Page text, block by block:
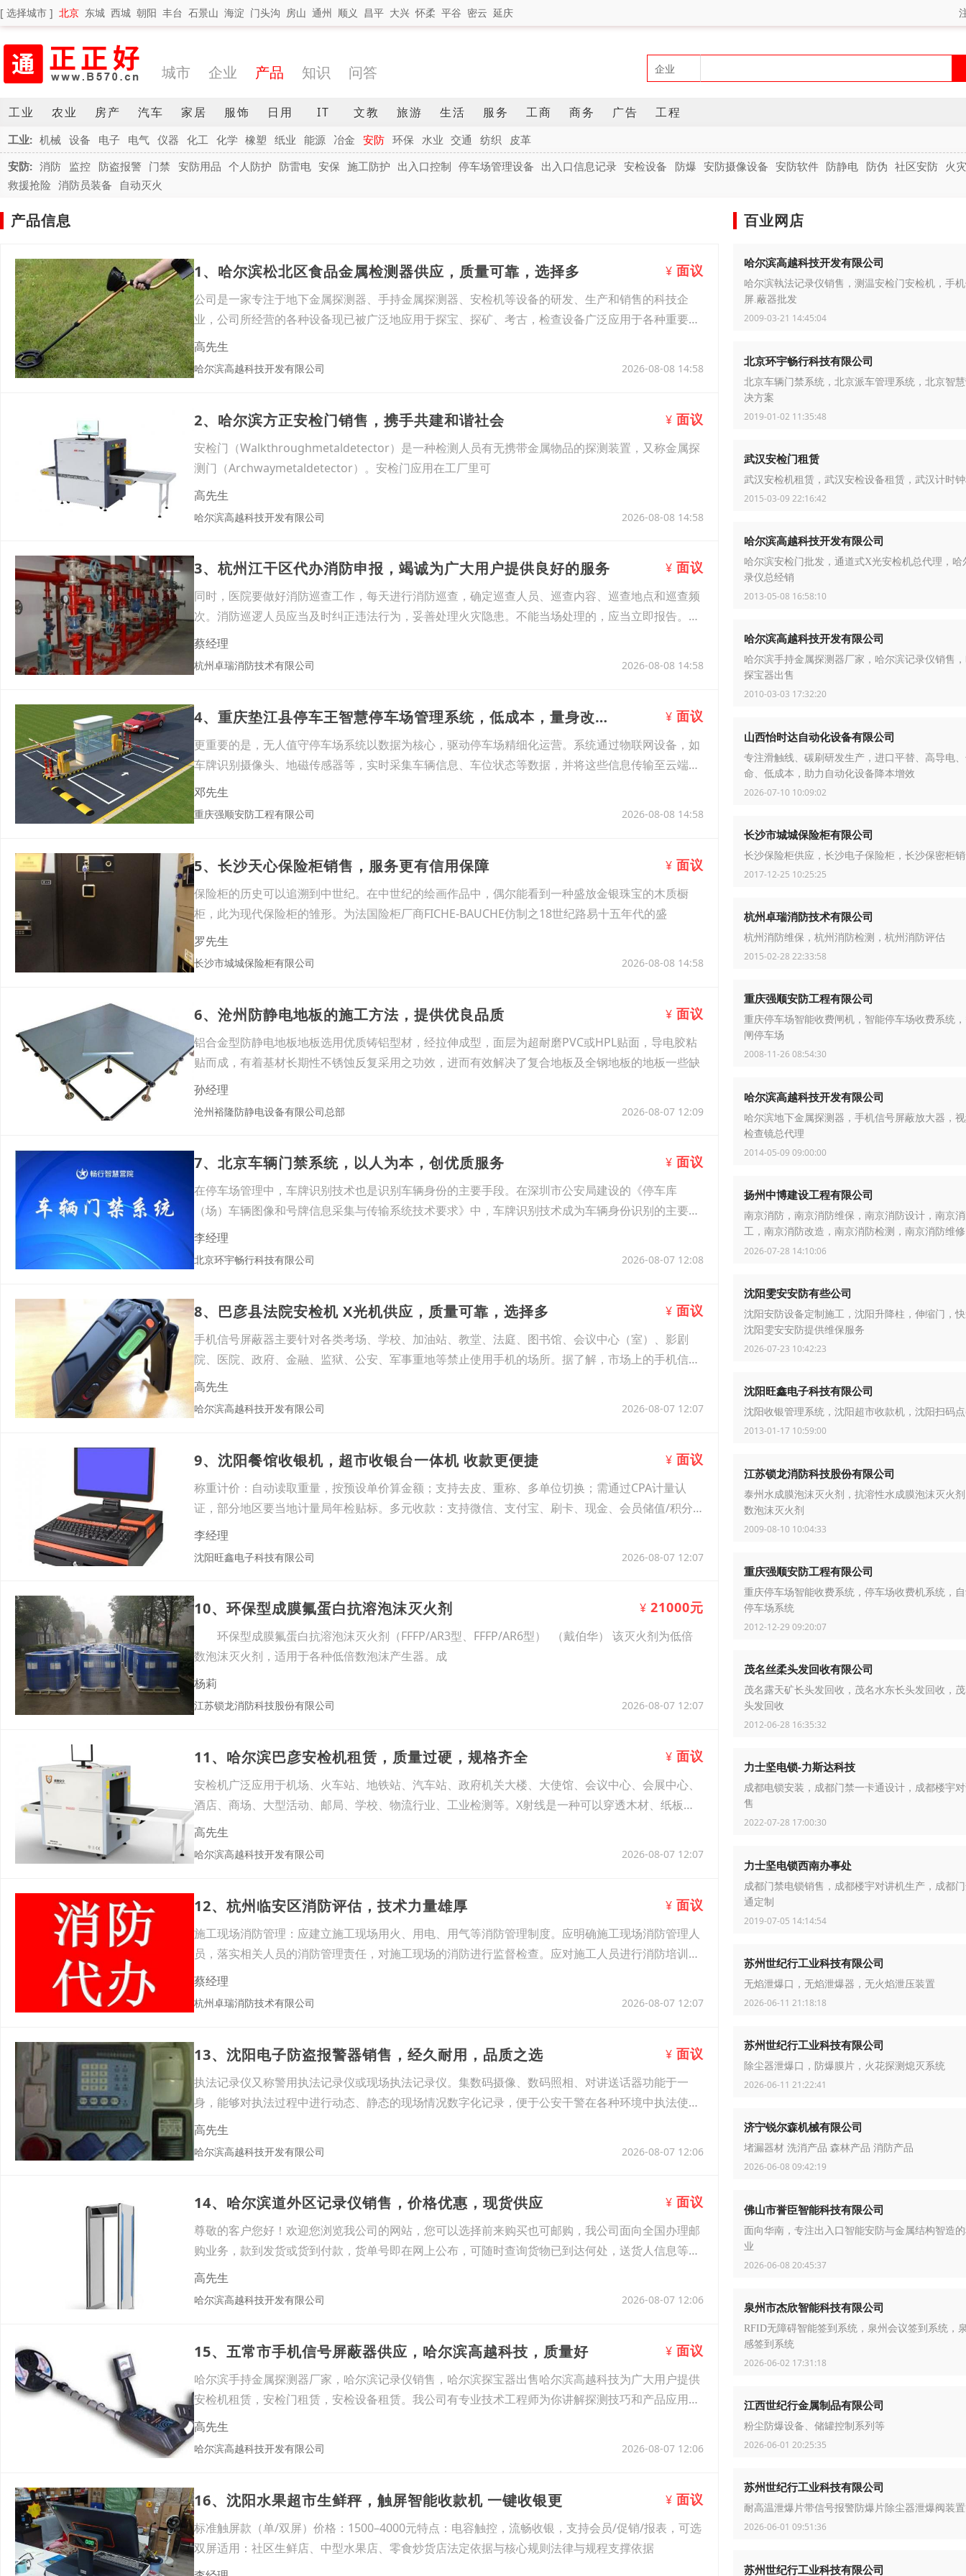
[ 选择城市 ] 北京 东城 西城 朝阳 丰台 石景山 海淀 门头沟 房山 通州 顺义 昌平 大兴 怀柔 平谷 密云 延庆
城市 企业 产品 知识 问答
工业 农业 房产 汽车 家居 服饰 日用 IT 文教 旅游 生活 服务 工商 商务 广告 工程
工业: 机械 设备 电子 电气 仪器 化工 化学 橡塑 纸业 能源 冶金 安防 环保 水业 交通 纺织
皮革
安防: 消防 监控 防盗报警 门禁 安防用品 个人防护 防雷电 安保 施工防护 出入口控制 停车场管理设备 出入口信息记录 安检设备 防爆 安防摄像设备 安防软件 防静电 防伪 社区安防 火
救援抢险 消防员装备 自动灭火
产品信息
1、哈尔滨松北区食品金属检测器供应，质量可靠，选择多 ¥ 面议
公司是一家专注于地下金属探测器、手持金属探测器、安检机等设备的研发、生产和销售的科技企
业，公司所经营的各种设备现已被广泛地应用于探宝、探矿、考古，检查设备广泛应用于各种重要场
合，深
高先生
哈尔滨高越科技开发有限公司 2026-08-08 14:58
2、哈尔滨方正安检门销售，携手共建和谐社会 ¥ 面议
安检门（Walkthroughmetaldetector）是一种检测人员有无携带金属物品的探测装置，又称金属探
测门（Archwaymetaldetector）。安检门应用在工厂里可
高先生
哈尔滨高越科技开发有限公司 2026-08-08 14:58
3、杭州江干区代办消防申报，竭诚为广大用户提供良好的服务 ¥ 面议
同时，医院要做好消防巡查工作，每天进行消防巡查，确定巡查人员、巡查内容、巡查地点和巡查频
次。消防巡逻人员应当及时纠正违法行为，妥善处理火灾隐患。不能当场处理的，应当立即报告。发
现初
蔡经理
杭州卓瑞消防技术有限公司 2026-08-08 14:58
4、重庆垫江县停车王智慧停车场管理系统，低成本，量身改造，快速 ¥ 面议
更重要的是，无人值守停车场系统以数据为核心，驱动停车场精细化运营。系统通过物联网设备，如
车牌识别摄像头、地磁传感器等，实时采集车辆信息、车位状态等数据，并将这些信息传输至云端服
务器
邓先生
重庆强顺安防工程有限公司 2026-08-08 14:58
5、长沙天心保险柜销售，服务更有信用保障 ¥ 面议
保险柜的历史可以追溯到中世纪。在中世纪的绘画作品中，偶尔能看到一种盛放金银珠宝的木质橱
柜，此为现代保险柜的雏形。为法国险柜厂商FICHE-BAUCHE仿制之18世纪路易十五年代的盛
罗先生
长沙市城城保险柜有限公司 2026-08-08 14:58
6、沧州防静电地板的施工方法，提供优良品质 ¥ 面议
铝合金型防静电地板地板选用优质铸铝型材，经拉伸成型，面层为超耐磨PVC或HPL贴面，导电胶粘
贴而成，有着基材长期性不锈蚀反复采用之功效，进而有效解决了复合地板及全钢地板的地板一些缺
孙经理
沧州裕隆防静电设备有限公司总部 2026-08-07 12:09
7、北京车辆门禁系统，以人为本，创优质服务 ¥ 面议
在停车场管理中，车牌识别技术也是识别车辆身份的主要手段。在深圳市公安局建设的《停车库
（场）车辆图像和号牌信息采集与传输系统技术要求》中，车牌识别技术成为车辆身份识别的主要手
段。车牌
李经理
北京环宇畅行科技有限公司 2026-08-07 12:08
8、巴彦县法院安检机 X光机供应，质量可靠，选择多 ¥ 面议
手机信号屏蔽器主要针对各类考场、学校、加油站、教堂、法庭、图书馆、会议中心（室）、影剧
院、医院、政府、金融、监狱、公安、军事重地等禁止使用手机的场所。据了解，市场上的手机信号
屏蔽器
高先生
哈尔滨高越科技开发有限公司 2026-08-07 12:07
9、沈阳餐馆收银机，超市收银台一体机 收款更便捷 ¥ 面议
称重计价：自动读取重量，按预设单价算金额；支持去皮、重称、多单位切换；需通过CPA计量认
证，部分地区要当地计量局年检贴标。多元收款：支持微信、支付宝、刷卡、现金、会员储值/积分
抵扣
李经理
沈阳旺鑫电子科技有限公司 2026-08-07 12:07
10、环保型成膜氟蛋白抗溶泡沫灭火剂 ¥ 21000元
环保型成膜氟蛋白抗溶泡沫灭火剂（FFFP/AR3型、FFFP/AR6型） （戴伯华） 该灭火剂为低倍
数泡沫灭火剂，适用于各种低倍数泡沫产生器。成
杨莉
江苏锁龙消防科技股份有限公司 2026-08-07 12:07
11、哈尔滨巴彦安检机租赁，质量过硬，规格齐全 ¥ 面议
安检机广泛应用于机场、火车站、地铁站、汽车站、政府机关大楼、大使馆、会议中心、会展中心、
酒店、商场、大型活动、邮局、学校、物流行业、工业检测等。X射线是一种可以穿透木材、纸板、
皮革
高先生
哈尔滨高越科技开发有限公司 2026-08-07 12:07
12、杭州临安区消防评估，技术力量雄厚 ¥ 面议
施工现场消防管理：应建立施工现场用火、用电、用气等消防管理制度。应明确施工现场消防管理人
员，落实相关人员的消防管理责任，对施工现场的消防进行监督检查。应对施工人员进行消防培训，
对于
蔡经理
杭州卓瑞消防技术有限公司 2026-08-07 12:07
13、沈阳电子防盗报警器销售，经久耐用，品质之选 ¥ 面议
执法记录仪又称警用执法记录仪或现场执法记录仪。集数码摄像、数码照相、对讲送话器功能于一
身，能够对执法过程中进行动态、静态的现场情况数字化记录，便于公安干警在各种环境中执法使
用。同时
高先生
哈尔滨高越科技开发有限公司 2026-08-07 12:06
14、哈尔滨道外区记录仪销售，价格优惠，现货供应 ¥ 面议
尊敬的客户您好！欢迎您浏览我公司的网站，您可以选择前来购买也可邮购，我公司面向全国办理邮
购业务，款到发货或货到付款，货单号即在网上公布，可随时查询货物已到达何处，送货人信息等。
请广
高先生
哈尔滨高越科技开发有限公司 2026-08-07 12:06
15、五常市手机信号屏蔽器供应，哈尔滨高越科技，质量好 ¥ 面议
哈尔滨手持金属探测器厂家，哈尔滨记录仪销售，哈尔滨探宝器出售哈尔滨高越科技为广大用户提供
安检机租赁，安检门租赁，安检设备租赁。我公司有专业技术工程师为你讲解探测技巧和产品应用，
我公
高先生
哈尔滨高越科技开发有限公司 2026-08-07 12:06
16、沈阳水果超市生鲜秤，触屏智能收款机 一键收银更 ¥ 面议
标准触屏款（单/双屏）价格：1500–4000元特点：电容触控，流畅收银，支持会员/促销/报表，可选
双屏适用：社区生鲜店、中型水果店、零食炒货店法定依据与核心规则法律与规程支撑依据
百业网店
哈尔滨高越科技开发有限公司
哈尔滨執法记录仪销售，测温安检门安检机，手
屏.蔽器批发
2009-03-21 14:45:04
北京环宇畅行科技有限公司
北京车辆门禁系统，北京派车管理系统，北京智
决方案
2019-01-02 11:35:48
武汉安检门租赁
武汉安检机租赁，武汉安检设备租赁，武汉计时
2015-03-09 22:16:42
哈尔滨高越科技开发有限公司
哈尔滨安检门批发，通道式X光安检机总代理，哈
录仪总经销
2013-05-08 16:58:10
哈尔滨高越科技开发有限公司
哈尔滨手持金属探测器厂家，哈尔滨记录仪销售
探宝器出售
2010-03-03 17:32:20
山西怡时达自动化设备有限公司
专注滑触线、碳刷研发生产，进口平替、高导电
命、低成本，助力自动化设备降本增效
2026-07-10 10:09:02
长沙市城城保险柜有限公司
长沙保险柜供应，长沙电子保险柜，长沙保密柜
2017-12-25 10:25:25
杭州卓瑞消防技术有限公司
杭州消防维保，杭州消防检测，杭州消防评估
2015-02-28 22:33:58
重庆强顺安防工程有限公司
重庆停车场智能收费闸机，智能停车场收费系统
闸停车场
2008-11-26 08:54:30
哈尔滨高越科技开发有限公司
哈尔滨地下金属探测器，手机信号屏蔽放大器，
检查镜总代理
2014-05-09 09:00:00
扬州中博建设工程有限公司
南京消防，南京消防维保，南京消防设计，南京
工，南京消防改造，南京消防检测，南京消防维
消
2026-07-28 14:10:06
沈阳雯安安防有些公司
沈阳安防设备定制施工，沈阳升降柱，伸缩门，
沈阳雯安安防提供维保服务
2026-07-23 10:42:23
沈阳旺鑫电子科技有限公司
沈阳收银管理系统，沈阳超市收款机，沈阳扫码
2013-01-17 10:59:00
江苏锁龙消防科技股份有限公司
泰州水成膜泡沫灭火剂，抗溶性水成膜泡沫灭火
数泡沫灭火剂
2009-08-10 10:04:33
重庆强顺安防工程有限公司
重庆停车场智能收费系统，停车场收费机系统，
停车场系统
2012-12-29 09:20:07
茂名丝柔头发回收有限公司
茂名露天矿长头发回收，茂名水东长头发回收，
头发回收
2012-06-28 16:35:32
力士坚电锁-力斯达科技
成都电锁安装，成都门禁一卡通设计，成都楼宇
售
2022-07-28 17:00:30
力士坚电锁西南办事处
成都门禁电锁销售，成都楼宇对讲机生产，成都
通定制
2019-07-05 14:14:54
苏州世纪行工业科技有限公司
无焰泄爆口，无焰泄爆器，无火焰泄压装置
2026-06-11 21:18:18
苏州世纪行工业科技有限公司
除尘器泄爆口，防爆膜片，火花探测熄灭系统
2026-06-11 21:22:41
济宁锐尔森机械有限公司
堵漏器材 洗消产品 森林产品 消防产品
2026-06-08 09:42:19
佛山市誉臣智能科技有限公司
面向华南，专注出入口智能安防与金属结构智造
业
2026-06-08 20:45:37
泉州市杰欣智能科技有限公司
RFID无障碍智能签到系统，泉州会议签到系统，
感签到系统
2026-06-02 17:31:18
江西世纪行金属制品有限公司
粉尘防爆设备、储罐控制系列等
2026-06-01 20:25:35
苏州世纪行工业科技有限公司
耐高温泄爆片带信号报警防爆片除尘器泄爆阀装
2026-06-01 09:51:36
苏州世纪行工业科技有限公司